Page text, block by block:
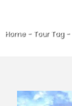
Home- Tour Tag-